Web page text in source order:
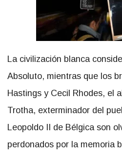
La civilización blanca
Absoluto, mientras que los
Hastings y Cecil Rhodes, el
Trotha, exterminador del
Leopoldo II de Bélgica son
perdonados por la memoria